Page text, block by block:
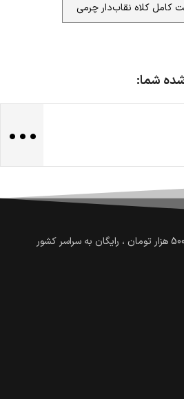
کامل کلاه نقاب‌دار چرمی
شما:
...
محصولات ارائه می‌شود.
500 هزار تومان ، رایگان به سراسر کشور
امکان انتخاب پرداخت در محل